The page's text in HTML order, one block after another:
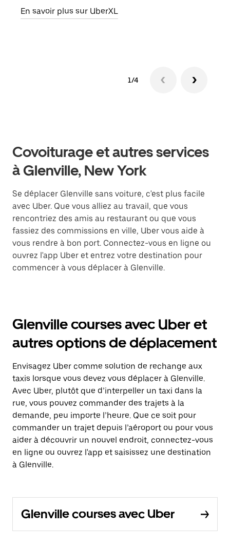
En savoir plus sur UberXL
1/4
Covoiturage et autres services
à Glenville, New York
Se déplacer Glenville sans voiture, c'est plus facile
avec Uber. Que vous alliez au travail, que vous
rencontriez des amis au restaurant ou que vous
fassiez des commissions en ville, Uber vous aide à
vous rendre à bon port. Connectez-vous en ligne ou
ouvrez l'app Uber et entrez votre destination pour
commencer à vous déplacer à Glenville.
Glenville courses avec Uber et
autres options de déplacement
Envisagez Uber comme solution de rechange aux
taxis lorsque vous devez vous déplacer à Glenville.
Avec Uber, plutôt que d’interpeller un taxi dans la
rue, vous pouvez commander des trajets à la
demande, peu importe l’heure. Que ce soit pour
commander un trajet depuis l’aéroport ou pour vous
aider à découvrir un nouvel endroit, connectez-vous
en ligne ou ouvrez l'app et saisissez une destination
à Glenville.
Glenville courses avec Uber